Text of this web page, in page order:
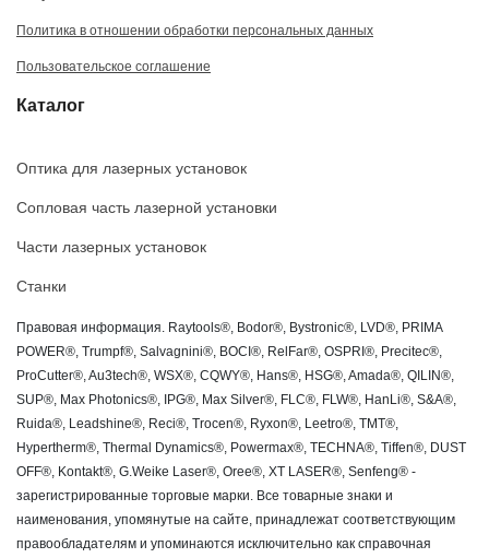
Политика в отношении обработки персональных данных
Пользовательское соглашение
Каталог
Оптика для лазерных установок
Сопловая часть лазерной установки
Части лазерных установок
Станки
Правовая информация. Raytools®, Bodor®, Bystronic®, LVD®, PRIMA
POWER®, Trumpf®, Salvagnini®, BOCI®, RelFar®, OSPRI®, Precitec®,
ProCutter®, Au3tech®, WSX®, CQWY®, Hans®, HSG®, Amada®, QILIN®,
SUP®, Max Photonics®, IPG®, Max Silver®, FLC®, FLW®, HanLi®, S&A®,
Ruida®, Leadshine®, Reci®, Trocen®, Ryxon®, Leetro®, TMT®,
Hypertherm®, Thermal Dynamics®, Powermax®, TECHNA®, Tiffen®, DUST
OFF®, Kontakt®, G.Weike Laser®, Oree®, XT LASER®, Senfeng® -
зарегистрированные торговые марки. Все товарные знаки и
наименования, упомянутые на сайте, принадлежат соответствующим
правообладателям и упоминаются исключительно как справочная